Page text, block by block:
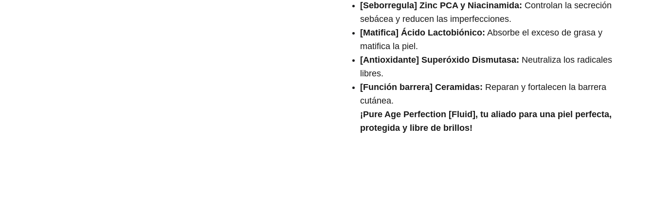
[Seborregula] Zinc PCA y Niacinamida: Controlan la secreción
sebácea y reducen las imperfecciones.
[Matifica] Ácido Lactobiónico: Absorbe el exceso de grasa y
matifica la piel.
[Antioxidante] Superóxido Dismutasa: Neutraliza los radicales
libres.
[Función barrera] Ceramidas: Reparan y fortalecen la barrera
cutánea.
¡Pure Age Perfection [Fluid], tu aliado para una piel perfecta,
protegida y libre de brillos!